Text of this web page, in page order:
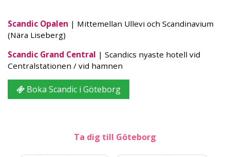
Scandic Opalen | Mittemellan Ullevi och Scandinavium
(Nära Liseberg)
Scandic Grand Central | Scandics nyaste hotell vid
Centralstationen / vid hamnen
Boka Scandic i Göteborg
Ta dig till Göteborg